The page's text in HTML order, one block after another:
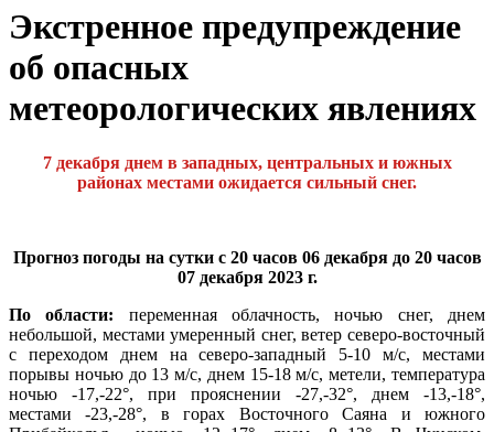
Экстренное предупреждение
об опасных
метеорологических явлениях
7 декабря днем в западных, центральных и южных
районах местами ожидается сильный снег.
Прогноз погоды на сутки с 20 часов 06 декабря до 20 часов
07 декабря 2023 г.
По области: переменная облачность, ночью снег, днем
небольшой, местами умеренный снег, ветер северо-восточный
с переходом днем на северо-западный 5-10 м/с, местами
порывы ночью до 13 м/с, днем 15-18 м/с, метели, температура
ночью -17,-22°, при прояснении -27,-32°, днем -13,-18°,
местами -23,-28°, в горах Восточного Саяна и южного